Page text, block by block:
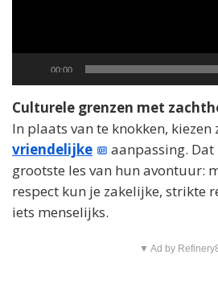
Current
00:00
Culturele grenzen met
In plaats van te knokken, kiezen
vriendelijke
aanpassing.
grootste les van hun avontuur:
respect kun je zakelijke, strikte
iets menselijks.
▼ Ad by